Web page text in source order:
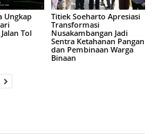
Ungkap
Tol
Titiek Soeharto Apresiasi
Transformasi
Nusakambangan Jadi
Sentra Ketahanan Pangan
dan Pembinaan Warga
Binaan